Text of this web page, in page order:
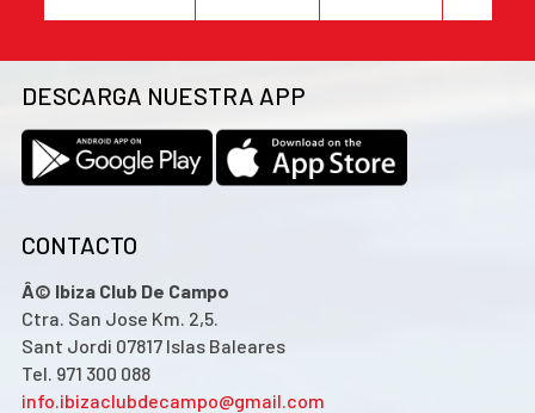
DESCARGA NUESTRA APP
CONTACTO
Â© Ibiza Club De Campo
Ctra. San Jose Km. 2,5.
Sant Jordi 07817 Islas Baleares
Tel. 971 300 088
info.ibizaclubdecampo@gmail.com